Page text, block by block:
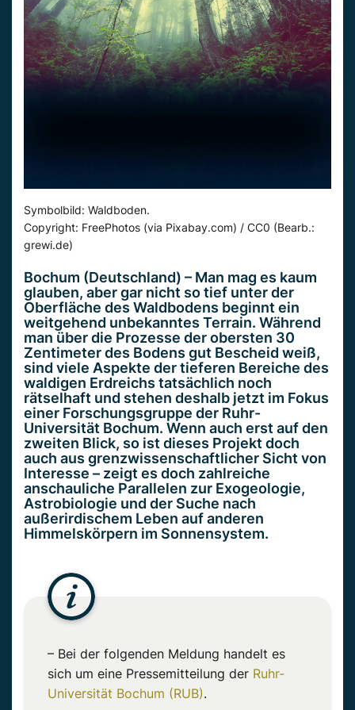
Symbolbild: Waldboden.
Copyright: FreePhotos (via Pixabay.com) / CC0 (Bearb.:
grewi.de)
Bochum (Deutschland) – Man mag es kaum
glauben, aber gar nicht so tief unter der
Oberfläche des Waldbodens beginnt ein
weitgehend unbekanntes Terrain. Während
man über die Prozesse der obersten 30
Zentimeter des Bodens gut Bescheid weiß,
sind viele Aspekte der tieferen Bereiche des
waldigen Erdreichs tatsächlich noch
rätselhaft und stehen deshalb jetzt im Fokus
einer Forschungsgruppe der Ruhr-
Universität Bochum. Wenn auch erst auf den
zweiten Blick, so ist dieses Projekt doch
auch aus grenzwissenschaftlicher Sicht von
Interesse – zeigt es doch zahlreiche
anschauliche Parallelen zur Exogeologie,
Astrobiologie und der Suche nach
außerirdischem Leben auf anderen
Himmelskörpern im Sonnensystem.
– Bei der folgenden Meldung handelt es
sich um eine Pressemitteilung der Ruhr-
Universität Bochum (RUB).